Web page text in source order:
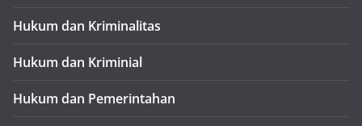
Hukum dan Kriminalitas
Hukum dan Kriminial
Hukum dan Pemerintahan